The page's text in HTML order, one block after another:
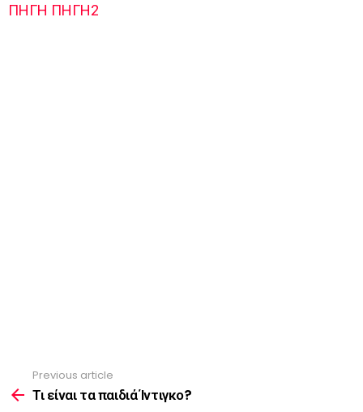
ΠΗΓΗ ΠΗΓΗ2
more
Previous article
Τι είναι τα παιδιά Ίντιγκο?